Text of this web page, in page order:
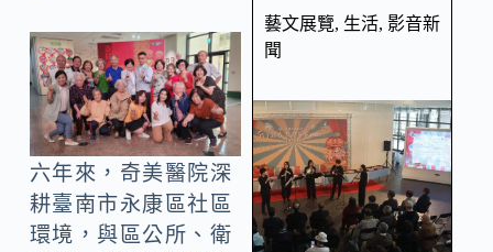
六年來，奇美醫院深
耕臺南市永康區社區
環境，與區公所、衛
藝文展覽, 生活, 影音新
聞